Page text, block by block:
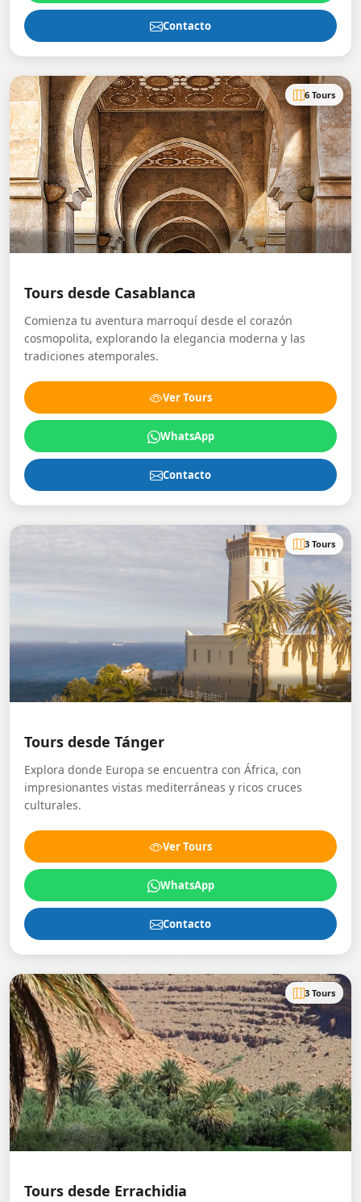
Contacto
6 Tours
Tours desde Casablanca
Comienza tu aventura marroquí desde el corazón
cosmopolita, explorando la elegancia moderna y las
tradiciones atemporales.
Ver Tours
WhatsApp
Contacto
3 Tours
Tours desde Tánger
Explora donde Europa se encuentra con África, con
impresionantes vistas mediterráneas y ricos cruces
culturales.
Ver Tours
WhatsApp
Contacto
3 Tours
Tours desde Errachidia